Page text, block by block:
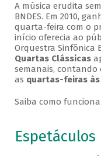
A música erudita
BNDES. Em 2010,
quarta-feira com o
início oferecia ao
Orquestra Sinfônica
Quartas Clássicas
semanais, contando
as quartas-feiras às
Saiba como